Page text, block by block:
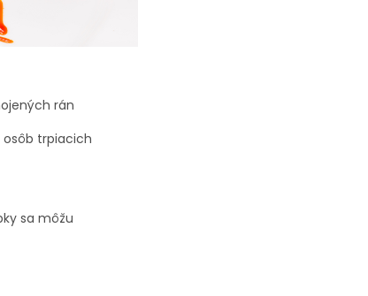
rán
osôb trpiacich
sa môžu